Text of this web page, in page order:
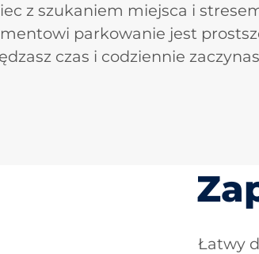
z szukaniem miejsca i
parkowanie jest
czas i codziennie
Łatwy